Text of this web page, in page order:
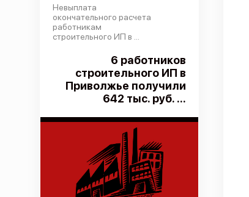
Невыплата
окончательного расчета
работникам
строительного ИП в ...
6 работников
строительного ИП в
Приволжье получили
642 тыс. руб. ...